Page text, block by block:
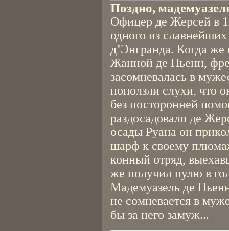
Поздно,
Офицер де Жерсей в
одного из
д’Энгранда. Когда же
Жанной де Пьенн,
засомневалась в
поползли слухи, что
без посторонней
раздосадовало де
осады Руана он
шарф к своему
конный отряд,
же получил пулю в
Мадемуазель де
не сомневается в
бы за него замуж...